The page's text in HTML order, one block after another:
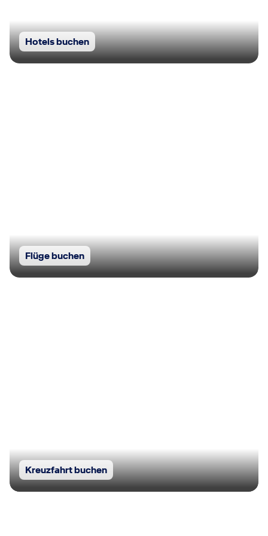
Hotels buchen
Flüge buchen
Kreuzfahrt buchen